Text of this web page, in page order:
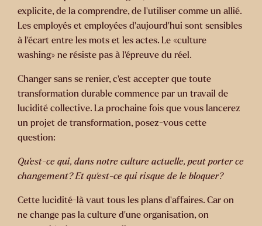
explicite, de la comprendre, de l’utiliser comme un allié.
Les employés et employées d’aujourd’hui sont sensibles
à l’écart entre les mots et les actes. Le «culture
washing» ne résiste pas à l’épreuve du réel.
Changer sans se renier, c’est accepter que toute
transformation durable commence par un travail de
lucidité collective. La prochaine fois que vous lancerez
un projet de transformation, posez-vous cette
question:
Qu’est-ce qui, dans notre culture actuelle, peut porter ce
changement? Et qu’est-ce qui risque de le bloquer?
Cette lucidité-là vaut tous les plans d’affaires. Car on
ne change pas la culture d’une organisation, on